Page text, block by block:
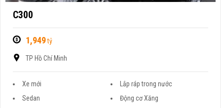
C300
1,949tỷ
TP Hồ Chí Minh
Xe mới
Lắp ráp trong nước
Sedan
Động cơ Xăng